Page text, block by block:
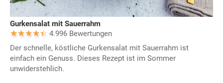
Gurkensalat mit Sauerrahm
4.996 Bewertungen
Der schnelle, köstliche Gurkensalat mit Sauerrahm ist
einfach ein Genuss. Dieses Rezept ist im Sommer
unwiderstehlich.